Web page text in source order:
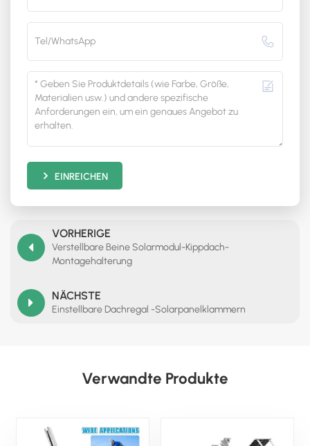
EINREICHEN
VORHERIGE
Verstellbare Beine Solarmodul-Kippdach-
Montagehalterung
NÄCHSTE
Einstellbare Dachregal -Solarpanelklammern
Verwandte Produkte